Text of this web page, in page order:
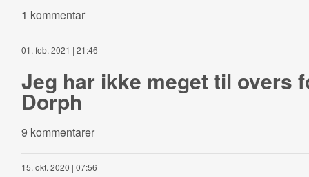
1 kommentar
01. feb. 2021 | 21:46
Jeg har ikke meget til overs
Dorph
9 kommentarer
15. okt. 2020 | 07:56